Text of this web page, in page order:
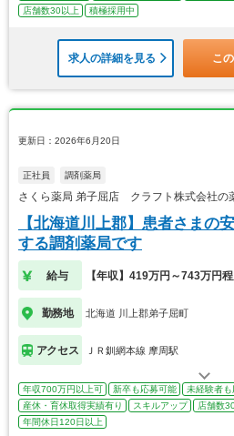
店舗数30以上
積極採用中
求人の詳細を見る こ
更新日：2026年6月20日
正社員 調剤薬局
さくら薬局 弟子屈店 クラフト株式会社の
【北海道川上郡】患者さまの
する調剤薬局です
給与 【年収】419万円～743万円
勤務地 北海道 川上郡弟子屈町
アクセス ＪＲ釧網本線 摩周駅
年収700万円以上可 新卒も応募可能 未経験者
産休・育休取得実績有り
スキルアップ 店舗数
年間休日120日以上